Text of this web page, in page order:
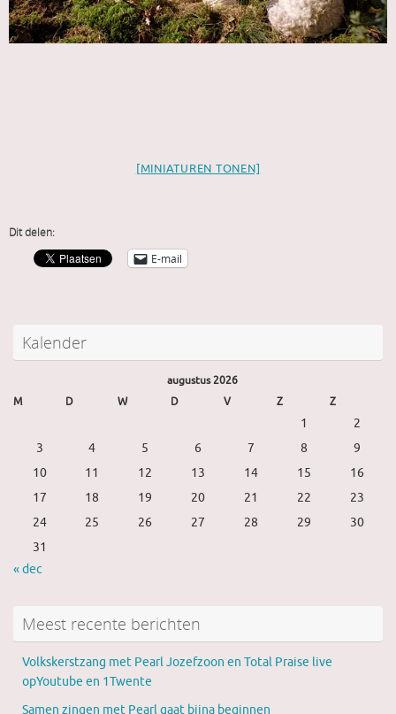
[MINIATUREN TONEN]
Dit delen:
E-mail
Kalender
augustus 2026
M
D W D V Z Z
1
2
3
4 5 6 7 8
9
10
11 12 13 14 15
16
17
18 19 20 21 22
23
24
25 26 27 28 29
30
31
« dec
Meest recente berichten
Volkskerstzang met Pearl Jozefzoon en Total Praise live
opYoutube en 1Twente
Samen zingen met Pearl gaat bijna beginnen